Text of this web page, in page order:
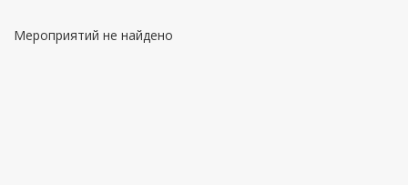
Мероприятий не найдено